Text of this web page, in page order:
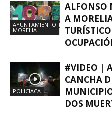
AYUNTAMIENTO
MORELIA
ALFONSO
A
POLICIACA
#VIDEO |
CANCHA
DOS